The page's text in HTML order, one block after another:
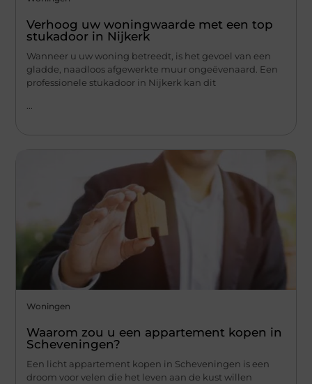
Verhoog uw woningwaarde met een top
stukadoor in Nijkerk
Wanneer u uw woning betreedt, is het gevoel van een
gladde, naadloos afgewerkte muur ongeëvenaard. Een
professionele stukadoor in Nijkerk kan dit
...
Woningen
Waarom zou u een appartement kopen in
Scheveningen?
Een licht appartement kopen in Scheveningen is een
droom voor velen die het leven aan de kust willen